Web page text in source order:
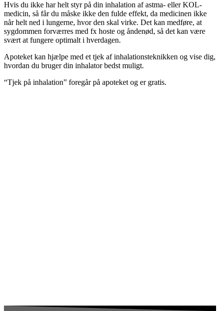
Hvis du ikke har helt styr på din inhalation af astma- eller KOL-
medicin, så får du måske ikke den fulde effekt, da medicinen ikke
når helt ned i lungerne, hvor den skal virke. Det kan medføre, at
sygdommen forværres med fx hoste og åndenød, så det kan være
svært at fungere optimalt i hverdagen.
Apoteket kan hjælpe med et tjek af inhalationsteknikken og vise dig,
hvordan du bruger din inhalator bedst muligt.
“Tjek på inhalation” foregår på apoteket og er gratis.